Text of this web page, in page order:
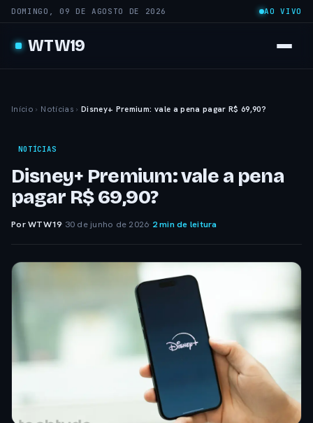
DOMINGO, 09 DE AGOSTO DE 2026 AO VIVO
WTW19
Início › Notícias › Disney+ Premium: vale a pena pagar R$ 69,90?
NOTÍCIAS
Disney+ Premium: vale a pena
pagar R$ 69,90?
Por WTW19· 30 de junho de 2026· 2 min de leitura